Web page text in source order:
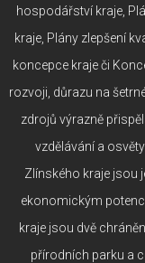
hospodářství kraje,
kraje, Plány zlepšení
koncepce kraje či
rozvoji, důrazu na
zdrojů výrazně
vzdělávání a
Zlínského kraje jsou
ekonomickým
kraje jsou dvě
přírodních parku a